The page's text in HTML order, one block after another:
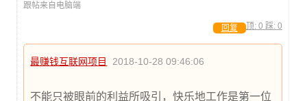
跟帖来自电脑端
顶: 0 踩: 0
回复
最赚钱互联网项目 2018-10-28 09:46:06
不能只被眼前的利益所吸引，快乐地工作是第一位